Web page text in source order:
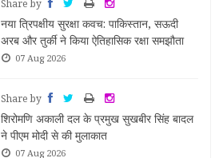
Share by
नया त्रिपक्षीय सुरक्षा कवच: पाकिस्तान, सऊदी
अरब और तुर्की ने किया ऐतिहासिक रक्षा समझौता
07 Aug 2026
Share by
शिरोमणि अकाली दल के प्रमुख सुखबीर सिंह बादल
ने पीएम मोदी से की मुलाकात
07 Aug 2026